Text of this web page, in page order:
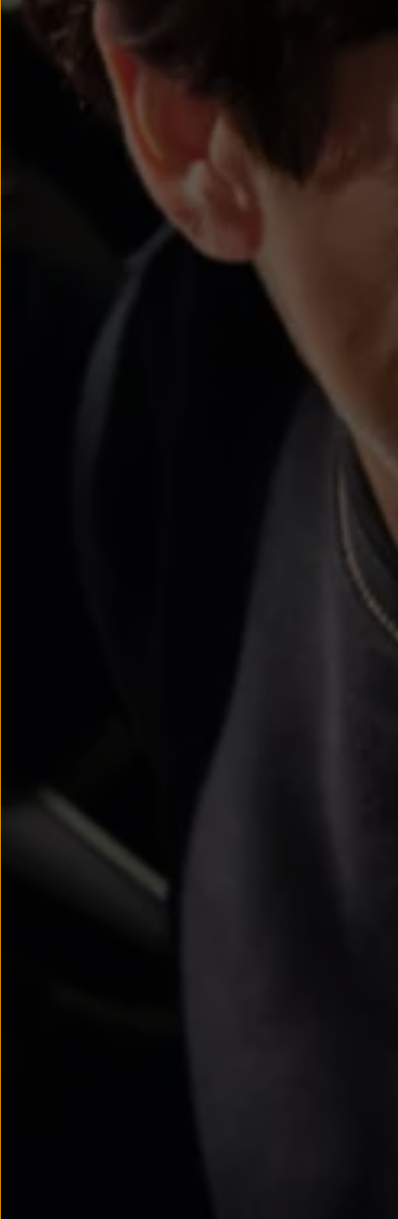
Accesorios y merchandising
Seguridad
Transporte
Entretenimiento
Personalización
Carga
Merchandising
Todo sobre tu Volkswagen
Tu coche conectado
Luces de advertencia
Manuales del coche
Información sobre EA189
Accede a My Volkswagen
Todo sobre tu Volkswagen
Información sobre Diésel XTL
Suscripción de mantenimiento Long Drive